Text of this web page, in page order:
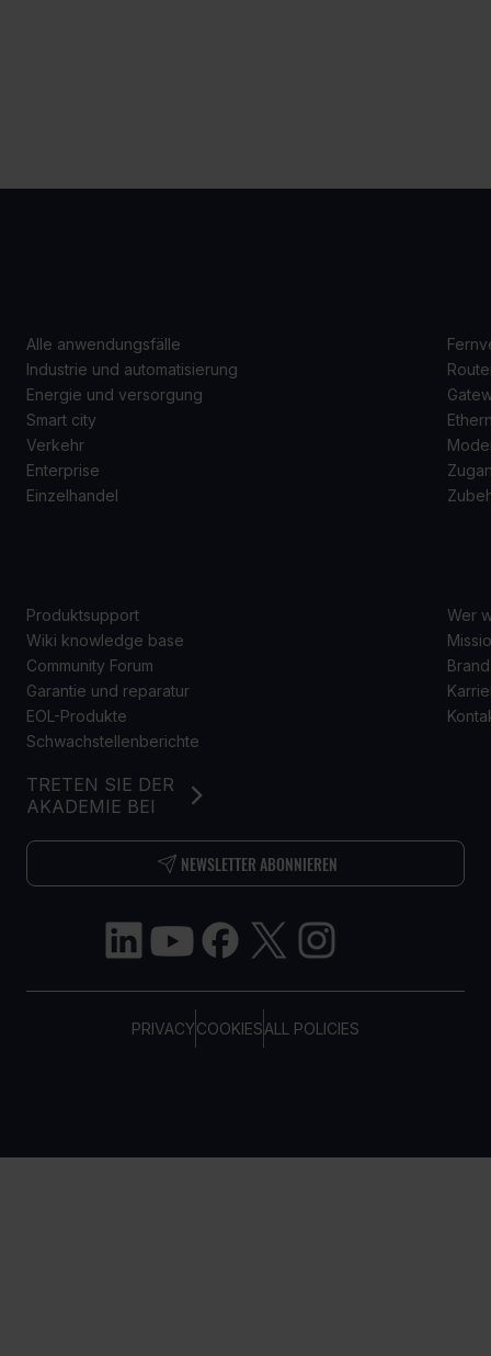
PRIVACYCOOKIESALL POLICIES
TRETEN SIE DER
AKADEMIE BEI
NEWSLETTER ABONNIEREN
Alle anwendungsfälle
Industrie und automatisierung
Energie und versorgung
Smart city
Verkehr
Enterprise
Einzelhandel
Produktsupport
Wiki knowledge base
Community Forum
Garantie und reparatur
EOL-Produkte
Schwachstellenberichte
Wer